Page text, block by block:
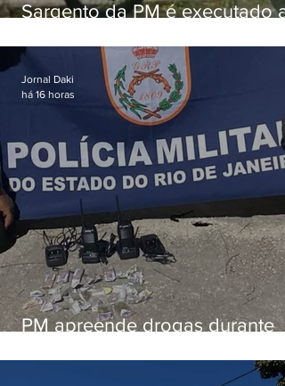
Sargento da PM é executado a
em Vaz Lobo
PM apreende drogas durante
Jornal Daki
há 16 horas